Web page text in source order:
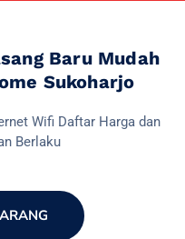
Baru Mudah
Sukoharjo
Wifi Daftar Harga dan
Berlaku